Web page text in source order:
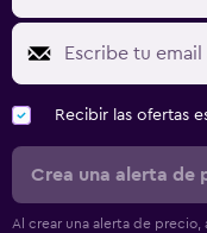
Recibir las ofertas
Crea una alerta de
Al crear una alerta de precio,